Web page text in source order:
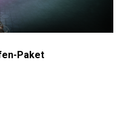
Paket